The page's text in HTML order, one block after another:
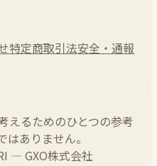
特定商取引法安全・通報
えるためのひとつの参考
ありません。
— GXO株式会社